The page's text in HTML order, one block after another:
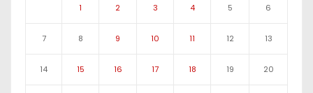
1 2 3 4 5 6
7 8 9 10 11 12 13
14 15 16 17 18 19 20